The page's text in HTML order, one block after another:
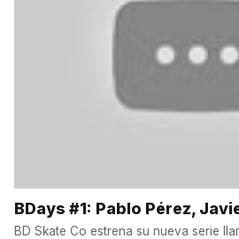
BDays #1: Pablo Pérez,
BD Skate Co estrena su nueva serie